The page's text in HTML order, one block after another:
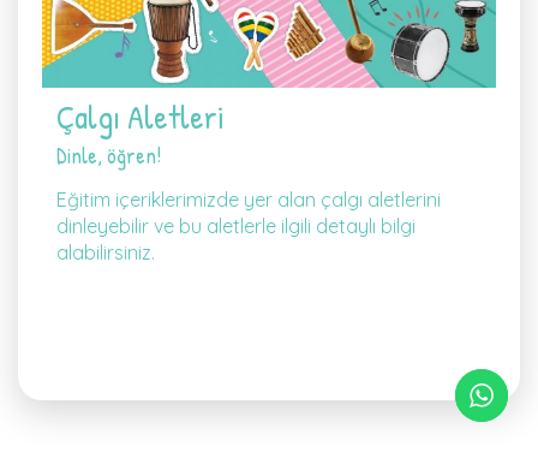
Çalgı Aletleri
Dinle, öğren!
Eğitim içeriklerimizde yer alan çalgı aletlerini
dinleyebilir ve bu aletlerle ilgili detaylı bilgi
alabilirsiniz.